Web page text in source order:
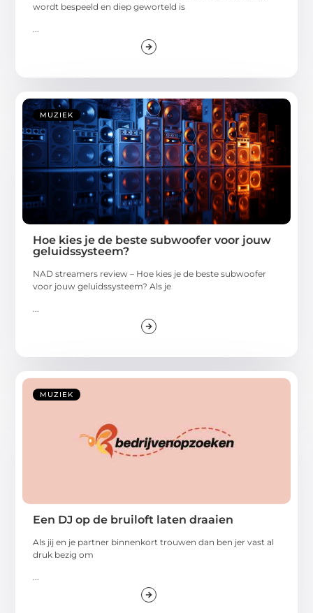
wordt bespeeld en diep geworteld is
...
MUZIEK
Hoe kies je de beste subwoofer voor jouw
geluidssysteem?
NAD streamers review – Hoe kies je de beste subwoofer
voor jouw geluidssysteem? Als je
...
MUZIEK
Een DJ op de bruiloft laten draaien
Als jij en je partner binnenkort trouwen dan ben jer vast al
druk bezig om
...